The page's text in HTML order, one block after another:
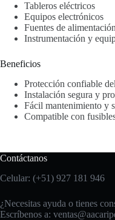
Tableros eléctricos
Equipos electrónicos
Fuentes de alimentación
Instrumentación y
Beneficios
Protección confiable
Instalación segura y
Fácil mantenimiento y
Compatible con
Contáctanos
Celular: (+51) 927 181 946
¿Necesitas ayuda o tienes
Escríbenos a: